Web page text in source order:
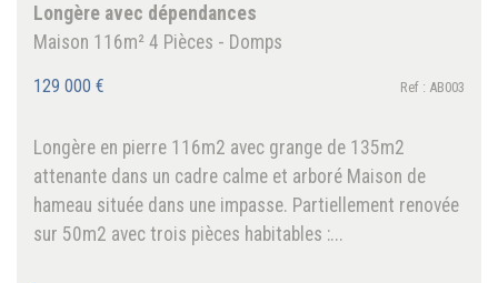
Longère avec dépendances
Maison 116m² 4 Pièces - Domps
129 000 € Ref : AB003
Longère en pierre 116m2 avec grange de 135m2
attenante dans un cadre calme et arboré Maison de
hameau située dans une impasse. Partiellement renovée
sur 50m2 avec trois pièces habitables :...